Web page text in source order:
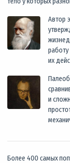
Автор
работу
их
и
Более 400 самых